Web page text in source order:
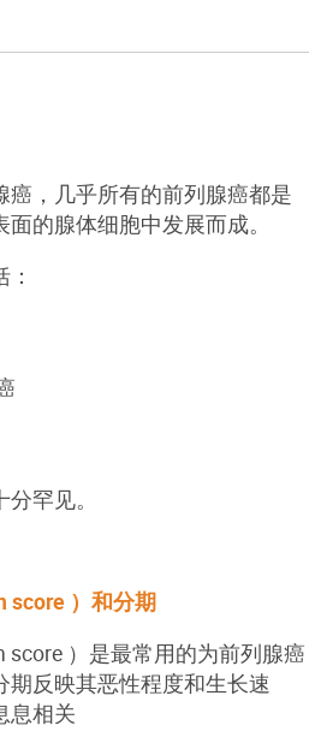
癌，几乎所有的前列腺癌都是
的腺体细胞中发展而成。
罕见。
score ）和分期
score ）是最常用的为前列腺癌
反映其恶性程度和生长速
息相关